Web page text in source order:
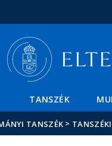
TANSZÉK
TANSZÉK >